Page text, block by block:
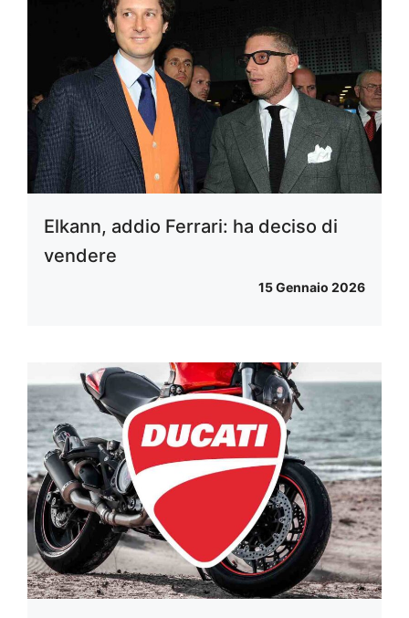
Elkann, addio Ferrari: ha deciso di
vendere
15 Gennaio 2026